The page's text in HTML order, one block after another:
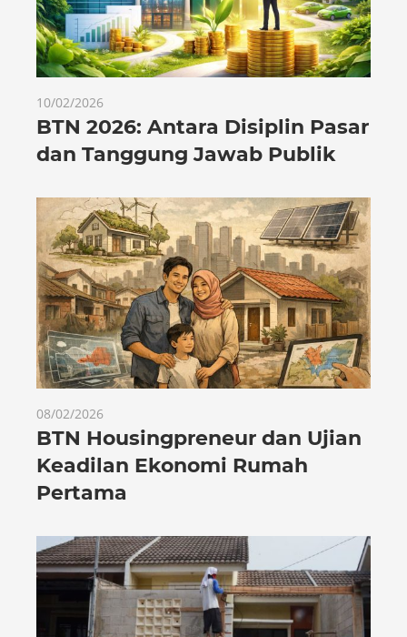
10/02/2026
BTN 2026: Antara Disiplin Pasar
dan Tanggung Jawab Publik
08/02/2026
BTN Housingpreneur dan Ujian
Keadilan Ekonomi Rumah
Pertama